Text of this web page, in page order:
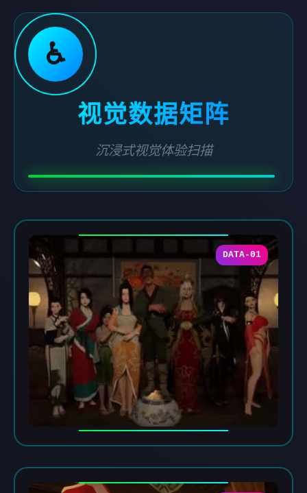
♿
视觉数据矩阵
沉浸式视觉体验扫描
DATA-01